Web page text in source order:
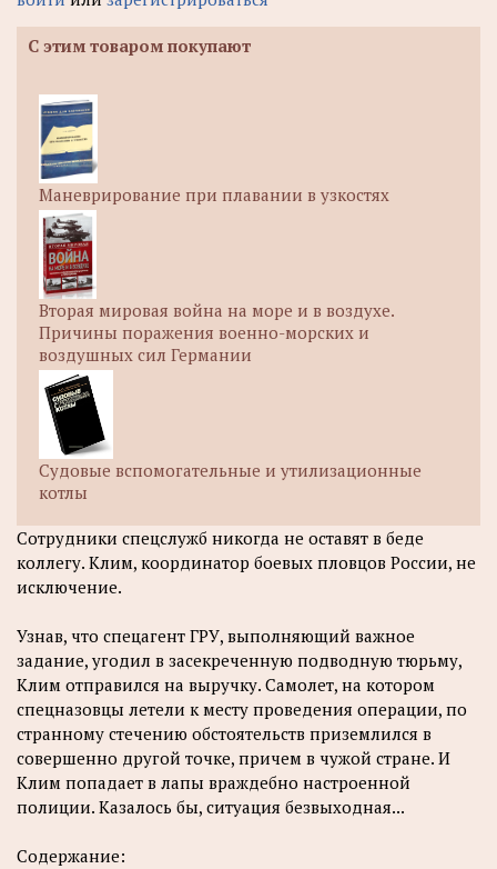
С этим товаром покупают
Маневрирование при плавании в узкостях
Вторая мировая война на море и в воздухе.
Причины поражения военно-морских и
воздушных сил Германии
Судовые вспомогательные и утилизационные
котлы
Сотрудники спецслужб никогда не оставят в беде
коллегу. Клим, координатор боевых пловцов России, не
исключение.
Узнав, что спецагент ГРУ, выполняющий важное
задание, угодил в засекреченную подводную тюрьму,
Клим отправился на выручку. Самолет, на котором
спецназовцы летели к месту проведения операции, по
странному стечению обстоятельств приземлился в
совершенно другой точке, причем в чужой стране. И
Клим попадает в лапы враждебно настроенной
полиции. Казалось бы, ситуация безвыходная...
Содержание: